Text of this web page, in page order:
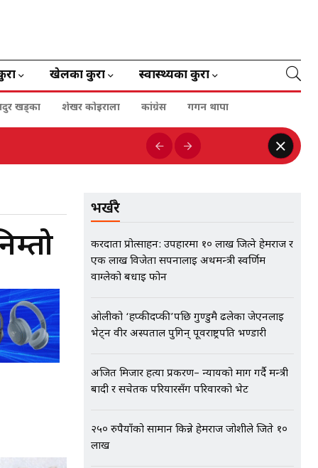
खेलका कुरा स्वास्थ्यका कुरा
खड्का शेखर कोइराला कांग्रेस गगन थापा
भर्खरै
करदाता प्रोत्साहन: उपहारमा १० लाख जित्ने हेमराज र
एक लाख विजेता सपनालाई अर्थमन्त्री स्वर्णिम
वाग्लेको बधाई फोन
ओलीको ‘हप्कीदप्की’पछि गुण्डुमै ढलेका जेएनलाई
भेट्न वीर अस्पताल पुगिन् पूर्वराष्ट्रपति भण्डारी
अजित मिजार हत्या प्रकरण– न्यायको माग गर्दै मन्त्री
बादी र सचेतक परियारसँग परिवारको भेट
२५० रुपैयाँको सामान किन्ने हेमराज जोशीले जिते १०
लाख